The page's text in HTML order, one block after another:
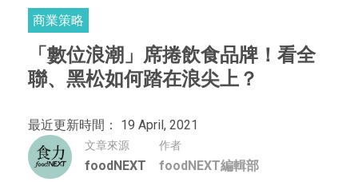
商業策略
「數位浪潮」席捲飲食品牌！看全
聯、黑松如何踏在浪尖上？
最近更新時間： 19 April, 2021
文章來源
foodNEXT
作者
foodNEXT編輯部